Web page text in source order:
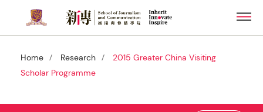
main
contentHome / Research /
2015 Greater China Visiting
Scholar Programme